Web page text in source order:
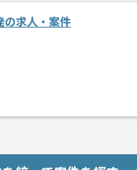
15日
の求人・案件